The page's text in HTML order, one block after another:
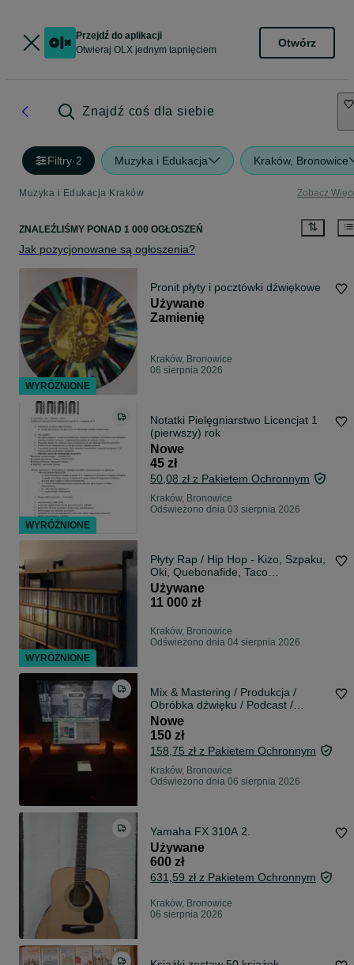
Przejdź do aplikacji
Otwieraj OLX jednym tapnięciem
Otwórz
Znajdź coś dla siebie
Filtry·2 Muzyka i Edukacja Kraków, Bronowice
Muzyka i Edukacja Kraków Zobacz
ZNALEŹLIŚMY PONAD 1 000 OGŁOSZEŃ
Jak pozycjonowane są ogłoszenia?
Pronit płyty i pocztówki dźwiękowe
Używane
Zamienię
Kraków, Bronowice
06 sierpnia 2026
Notatki Pielęgniarstwo Licencjat 1
(pierwszy) rok
Nowe
45 zł
50,08 zł z Pakietem Ochronnym
Kraków, Bronowice
Odświeżono dnia 03 sierpnia 2026
Płyty Rap / Hip Hop - Kizo, Szpaku,
Oki, Quebonafide, Taco
Hemingway
Używane
11 000 zł
Kraków, Bronowice
Odświeżono dnia 04 sierpnia 2026
Mix & Mastering / Produkcja /
Obróbka dźwięku / Podcast /
Soundtrack
Nowe
150 zł
158,75 zł z Pakietem Ochronnym
Kraków, Bronowice
Odświeżono dnia 06 sierpnia 2026
Yamaha FX 310A 2.
Używane
600 zł
631,59 zł z Pakietem Ochronnym
Kraków, Bronowice
06 sierpnia 2026
WYRÓŻNIONE
WYRÓŻNIONE
WYRÓŻNIONE